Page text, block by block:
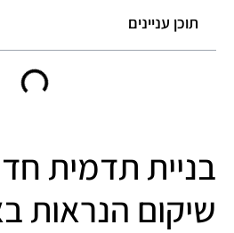
תוכן עניינים
בניית תדמית
שיקום הנראות